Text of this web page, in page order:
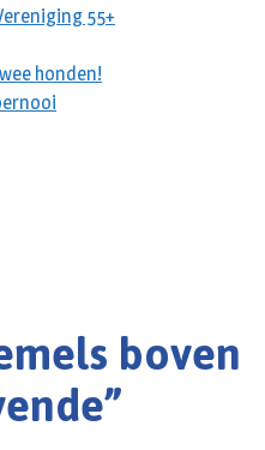
55+
honden!
boven